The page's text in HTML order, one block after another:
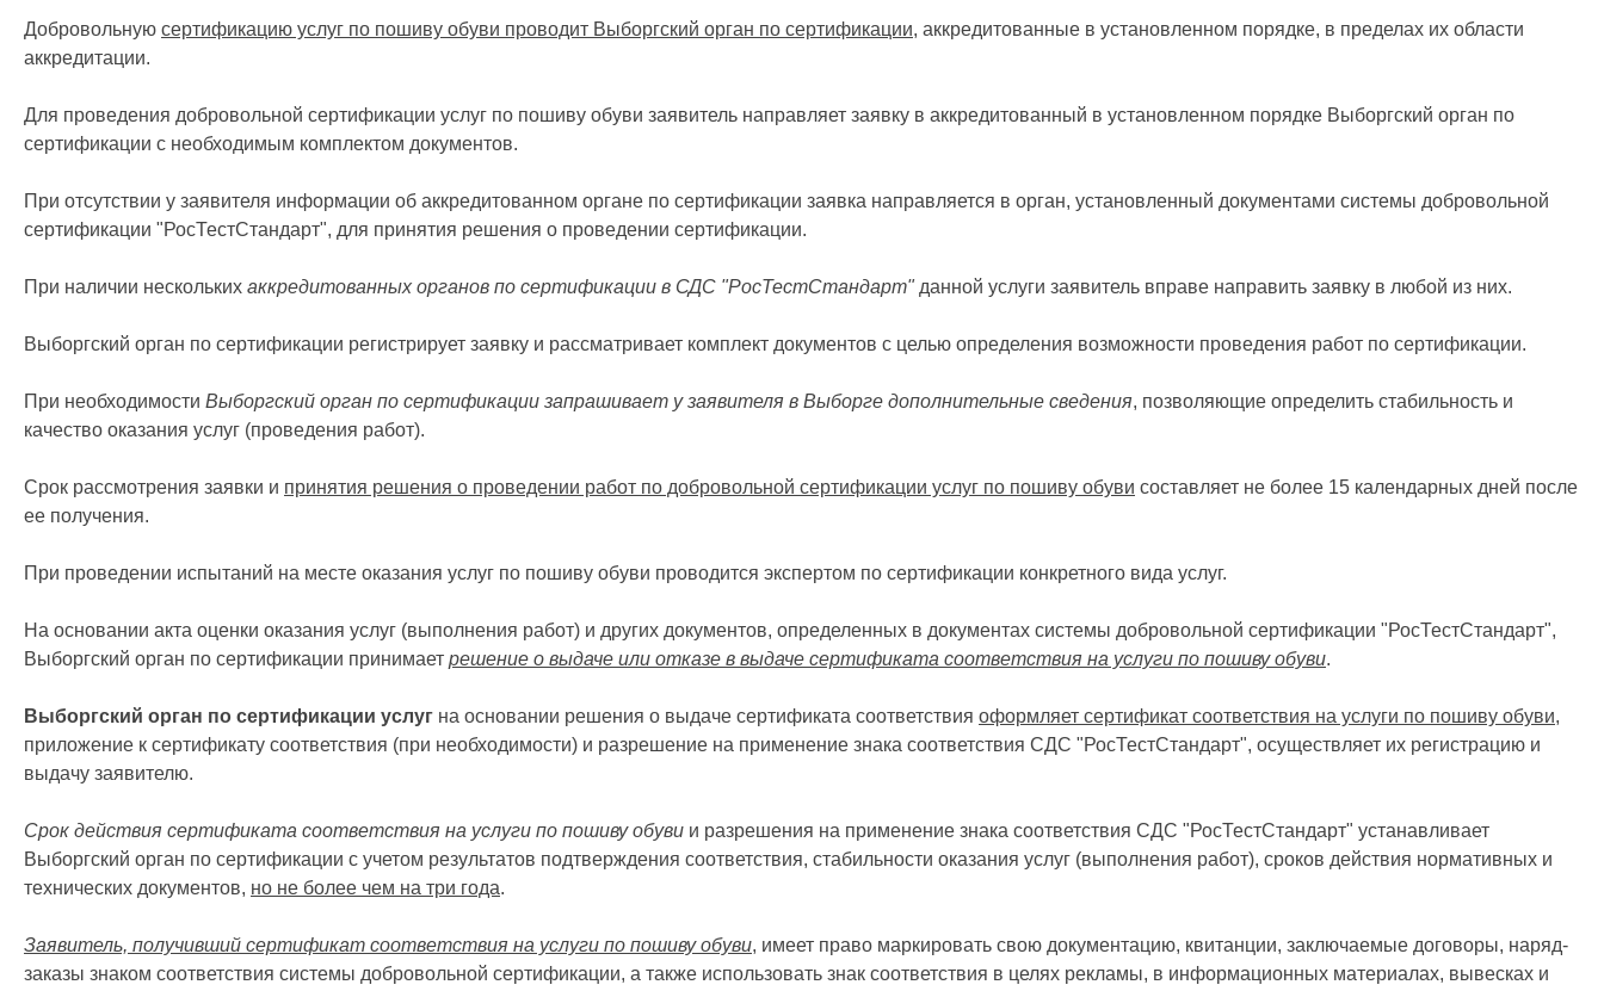
Добровольную сертификацию услуг по пошиву обуви проводит Выборгский орган по сертификации, аккредитованные в установленном порядке, в пределах их области
аккредитации.
Для проведения добровольной сертификации услуг по пошиву обуви заявитель направляет заявку в аккредитованный в установленном порядке Выборгский орган по
сертификации с необходимым комплектом документов.
При отсутствии у заявителя информации об аккредитованном органе по сертификации заявка направляется в орган, установленный документами системы добровольной
сертификации "РосТестСтандарт", для принятия решения о проведении сертификации.
При наличии нескольких аккредитованных органов по сертификации в СДС "РосТестСтандарт"данной услуги заявитель вправе направить заявку в любой из них.
Выборгский орган по сертификации регистрирует заявку и рассматривает комплект документов с целью определения возможности проведения работ по сертификации.
При необходимости Выборгский орган по сертификации запрашивает у заявителя в Выборге дополнительные сведения, позволяющие определить стабильность и
качество оказания услуг (проведения работ).
Срок рассмотрения заявки и принятия решения о проведении работ по добровольной сертификации услуг по пошиву обуви составляет не более 15 календарных дней после
ее получения.
При проведении испытаний на месте оказания услуг по пошиву обуви проводится экспертом по сертификации конкретного вида услуг.
На основании акта оценки оказания услуг (выполнения работ) и других документов, определенных в документах системы добровольной сертификации "РосТестСтандарт",
Выборгский орган по сертификации принимает решение о выдаче или отказе в выдаче сертификата соответствия на услуги по пошиву обуви.
Выборгский орган по сертификации услуг на основании решения о выдаче сертификата соответствия оформляет сертификат соответствия на услуги по пошиву обуви,
приложение к сертификату соответствия (при необходимости) и разрешение на применение знака соответствия СДС "РосТестСтандарт", осуществляет их регистрацию и
выдачу заявителю.
Срок действия сертификата соответствия на услуги по пошиву обуви и разрешения на применение знака соответствия СДС "РосТестСтандарт" устанавливает
Выборгский орган по сертификации с учетом результатов подтверждения соответствия, стабильности оказания услуг (выполнения работ), сроков действия нормативных и
технических документов, но не более чем на три года.
Заявитель, получивший сертификат соответствия на услуги по пошиву обуви, имеет право маркировать свою документацию, квитанции, заключаемые договоры, наряд-
заказы знаком соответствия системы добровольной сертификации, а также использовать знак соответствия в целях рекламы, в информационных материалах, вывесках и